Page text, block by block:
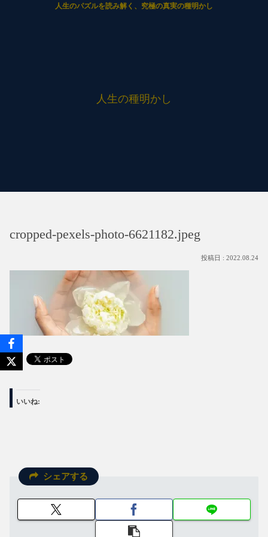
人生の種明かし
人生のパズルを読み解く、究極の真実の種明かし
cropped-pexels-photo-6621182.jpeg
2022.08.24
いいね:
シェアする